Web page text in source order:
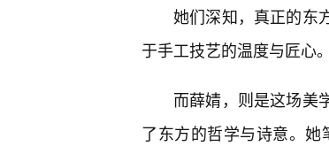
她们深知，真正的东
于手工技艺的温度与匠心。
而薛婧，则是这场美
了东方的哲学与诗意。